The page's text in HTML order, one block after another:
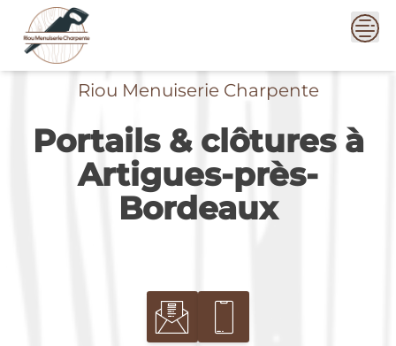
content
Riou Menuiserie Charpente
Portails & clôtures à
Artigues-près-
Bordeaux